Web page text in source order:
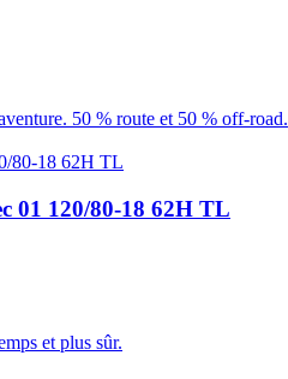
50 % route et 50 % off-road.
01 120/80-18 62H TL
et plus sûr.